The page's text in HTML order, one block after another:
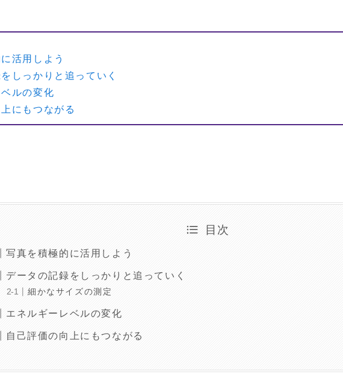
活用しよう
しっかりと追っていく
ルの変化
にもつながる
目次
写真を積極的に活用しよう
データの記録をしっかりと追っていく
細かなサイズの測定
エネルギーレベルの変化
自己評価の向上にもつながる